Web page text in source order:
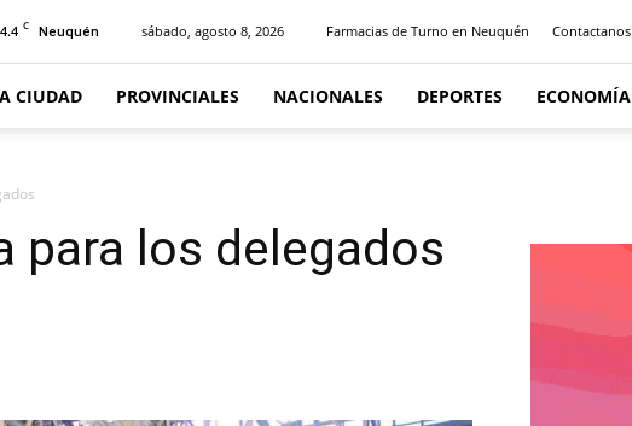
4.4 C Neuquén sábado, agosto 8, 2026 Farmacias de Turno en Neuquén Contactanos
CIUDAD PROVINCIALES NACIONALES DEPORTES ECONOMÍA
para los delegados